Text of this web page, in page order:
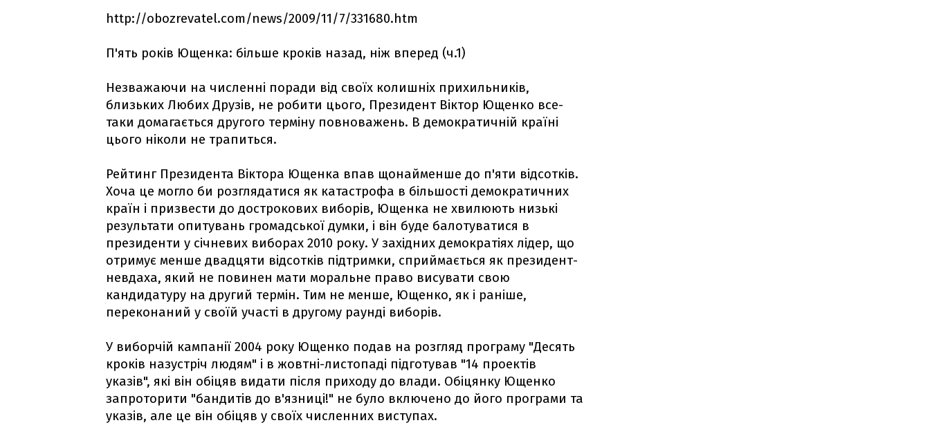
http://obozrevatel.com/news/2009/11/7/331680.htm
П'ять років Ющенка: більше кроків назад, ніж вперед (ч.1)
Незважаючи на численні поради від своїх колишніх прихильників,
близьких Любих Друзів, не робити цього, Президент Віктор Ющенко все-
таки домагається другого терміну повноважень. В демократичній країні
цього ніколи не трапиться.
Рейтинг Президента Віктора Ющенка впав щонайменше до п'яти відсотків.
Хоча це могло би розглядатися як катастрофа в більшості демократичних
країн і призвести до дострокових виборів, Ющенка не хвилюють низькі
результати опитувань громадської думки, і він буде балотуватися в
президенти у січневих виборах 2010 року. У західних демократіях лідер, що
отримує менше двадцяти відсотків підтримки, сприймається як президент-
невдаха, який не повинен мати моральне право висувати свою
кандидатуру на другий термін. Тим не менше, Ющенко, як і раніше,
переконаний у своїй участі в другому раунді виборів.
У виборчій кампанії 2004 року Ющенко подав на розгляд програму "Десять
кроків назустріч людям" і в жовтні-листопаді підготував "14 проектів
указів", які він обіцяв видати після приходу до влади. Обіцянку Ющенко
запроторити "бандитів до в'язниці!" не було включено до його програми та
указів, але це він обіцяв у своїх численних виступах.